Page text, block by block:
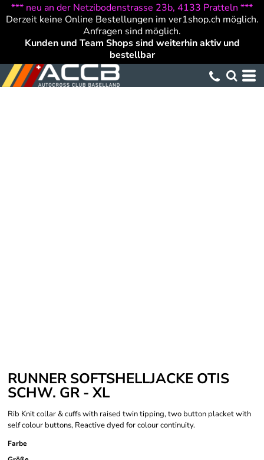
*** neu an der Netzibodenstrasse 23b, 4133 Pratteln ***
Derzeit keine Online Bestellungen im ver1shop.ch möglich.
Anfragen sind möglich.
Kunden und Team Shops sind weiterhin aktiv und
bestellbar
RUNNER SOFTSHELLJACKE OTIS
SCHW. GR - XL
Rib Knit collar & cuffs with raised twin tipping, two button placket with
self colour buttons, Reactive dyed for colour continuity.
Farbe